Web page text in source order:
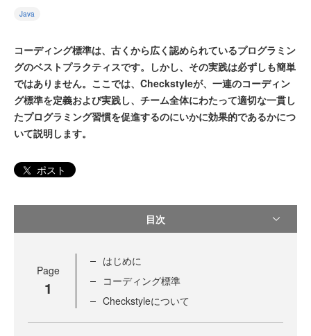
Java
コーディング標準は、古くから広く認められているプログラミン
グのベストプラクティスです。しかし、その実践は必ずしも簡単
ではありません。ここでは、Checkstyleが、一連のコーディン
グ標準を定義および実践し、チーム全体にわたって適切な一貫し
たプログラミング習慣を促進するのにいかに効果的であるかにつ
いて説明します。
ポスト
目次
Page
1
はじめに
コーディング標準
Checkstyleについて